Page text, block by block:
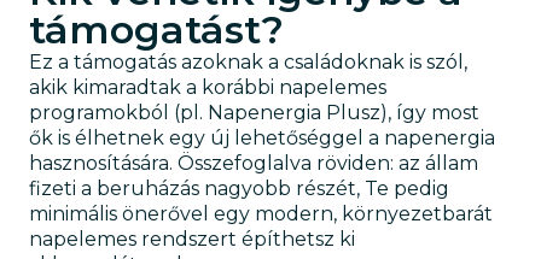
támogatást?
Ez a támogatás azoknak a családoknak is szól,
akik kimaradtak a korábbi napelemes
programokból (pl. Napenergia Plusz), így most
ők is élhetnek egy új lehetőséggel a napenergia
hasznosítására. Összefoglalva röviden: az állam
fizeti a beruházás nagyobb részét, Te pedig
minimális önerővel egy modern, környezetbarát
napelemes rendszert építhetsz ki